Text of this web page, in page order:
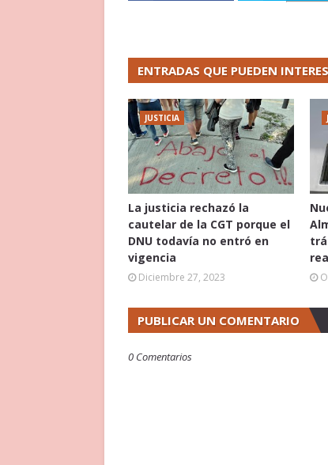
ENTRADAS QUE PUEDEN
JUSTICIA
La justicia rechazó la
cautelar de la CGT porque el
DNU todavía no entró en
vigencia
Diciembre 27, 2023
PUBLICAR UN COMENTARIO
0 Comentarios